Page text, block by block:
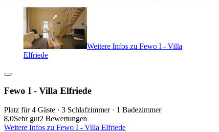
Weitere Infos zu Fewo I - Villa
Elfriede
Fewo I - Villa Elfriede
Platz für 4 Gäste · 3 Schlafzimmer · 1 Badezimmer
8,0Sehr gut2 Bewertungen
Weitere Infos zu Fewo I - Villa Elfriede